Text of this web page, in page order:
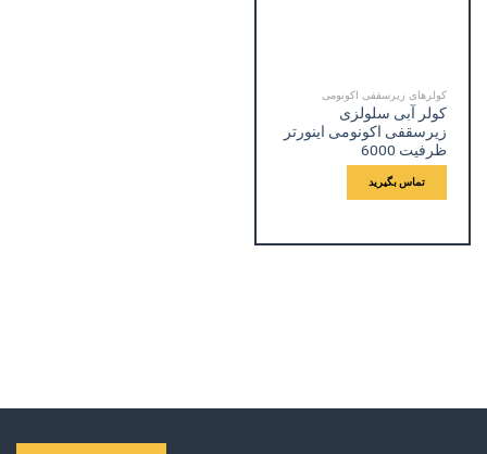
کولرهای زیرسقفی اکونومی
کولر آبی سلولزی
زیرسقفی اکونومی اینورتر
ظرفیت 6000
تماس بگیرید